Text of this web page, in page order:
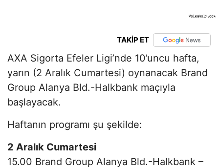
TAKİP ET
AXA Sigorta Efeler Ligi’nde 10’uncu hafta,
yarın (2 Aralık Cumartesi) oynanacak Brand
Group Alanya Bld.-Halkbank maçıyla
başlayacak.
Haftanın programı şu şekilde:
2 Aralık Cumartesi
15.00 Brand Group Alanya Bld.-Halkbank –